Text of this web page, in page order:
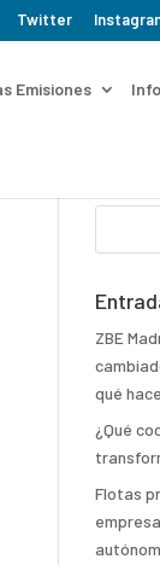
Twitter
Emisiones
ZBE
qué
¿Qué
Flotas